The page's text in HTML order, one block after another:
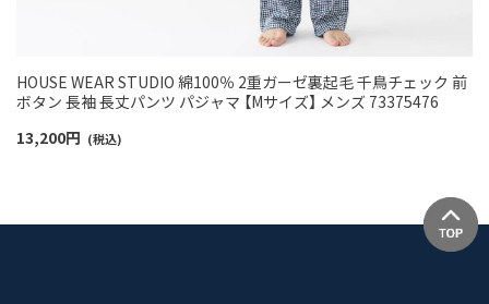
HOUSE WEAR STUDIO 綿100％ 2重ガーゼ裏起毛 千鳥チェック 前
ボタン 長袖 長丈パンツ パジャマ 【Mサイズ】 メンズ 73375476
13,200円 (税込)